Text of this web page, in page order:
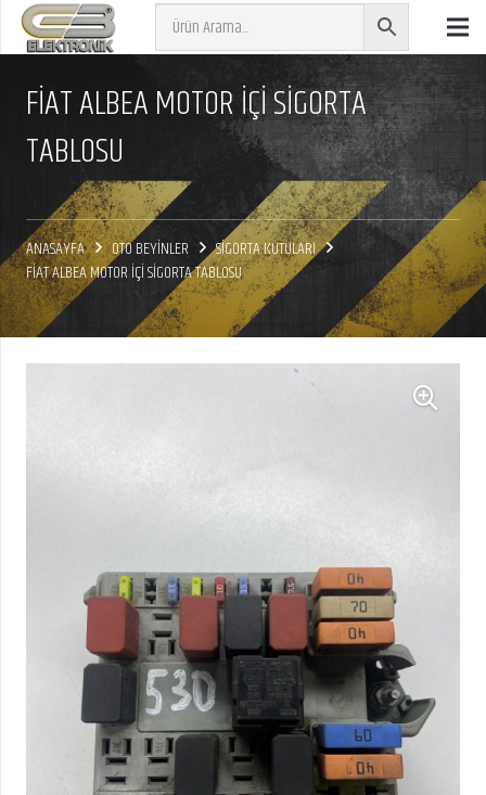
FİAT ALBEA MOTOR İÇİ SİGORTA
TABLOSU
ANASAYFA OTO BEYİNLER
SİGORTA KUTULARI
FİAT ALBEA MOTOR İÇİ SİGORTA TABLOSU